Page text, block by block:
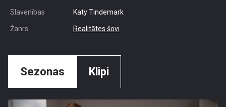
Slavenības Katy Tindemark
Žanrs Realitātes šovi
Sezonas Klipi